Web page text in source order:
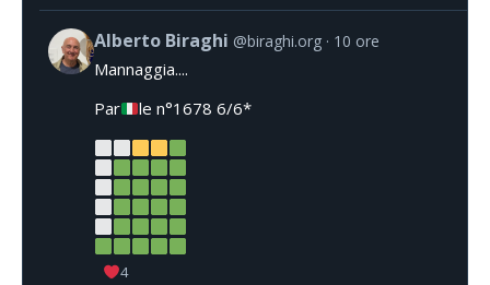
Alberto Biraghi @biraghi.org 10 ore
Mannaggia....
Par
le n°1678 6/6*
4